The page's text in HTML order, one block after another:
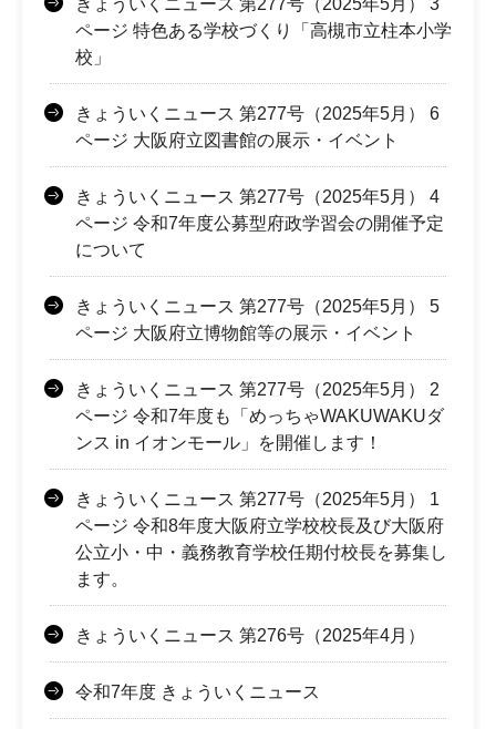
きょういくニュース 第277号（2025年5月） 3
ページ 特色ある学校づくり「高槻市立柱本小学
校」
きょういくニュース 第277号（2025年5月） 6
ページ 大阪府立図書館の展示・イベント
きょういくニュース 第277号（2025年5月） 4
ページ 令和7年度公募型府政学習会の開催予定
について
きょういくニュース 第277号（2025年5月） 5
ページ 大阪府立博物館等の展示・イベント
きょういくニュース 第277号（2025年5月） 2
ページ 令和7年度も「めっちゃWAKUWAKUダ
ンス in イオンモール」を開催します！
きょういくニュース 第277号（2025年5月） 1
ページ 令和8年度大阪府立学校校長及び大阪府
公立小・中・義務教育学校任期付校長を募集し
ます。
きょういくニュース 第276号（2025年4月）
令和7年度 きょういくニュース